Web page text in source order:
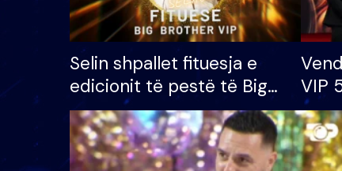
Selin shpallet fituesja e
edicionit të pestë të Big
Brother VIP, rrëmben
çmimin e madh prej 100
mijë eurosh
VIP